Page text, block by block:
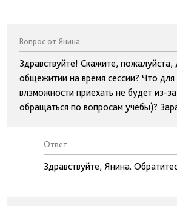
Вопрос от Янина
Здравствуйте! Скажите,
общежитии на время сессии? Что
влзможности приехать не будет из-
обращаться по вопросам учёбы)?
Ответ:
Здравствуйте, Янина.